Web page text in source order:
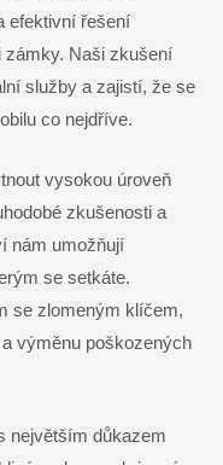
efektivní řešení
zámky. Naši zkušení
služby a zajistí, že se
co nejdříve.
vysokou úroveň
zkušenosti a
nám umožňují
se setkáte.
se zlomeným klíčem,
výměnu poškozených
největším důkazem